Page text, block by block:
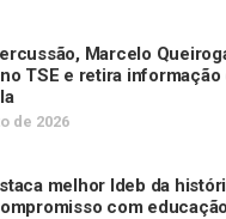
Marcelo
TSE e retira informação
de 2026
melhor Ideb da
com